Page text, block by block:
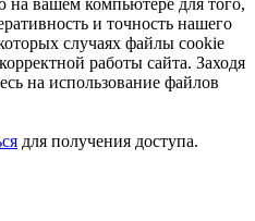
cookie для обеспечения
просмотра. Файлы cookie
вашем компьютере для того,
и точность нашего
случаях файлы cookie
работы сайта. Заходя
на использование файлов